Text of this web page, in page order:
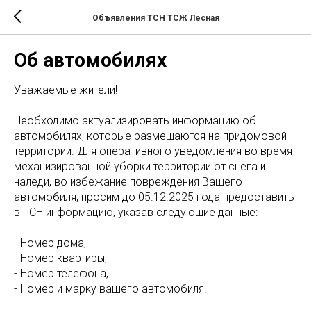
Объявления ТСН ТСЖ Лесная
Об автомобилях
Уважаемые жители!
Необходимо актуализировать информацию об
автомобилях, которые размещаются на придомовой
территории. Для оперативного уведомления во время
механизированной уборки территории от снега и
наледи, во избежание повреждения Вашего
автомобиля, просим до 05.12.2025 года предоставить
в ТСН информацию, указав следующие данные:
- Номер дома,
- Номер квартиры,
- Номер телефона,
- Номер и марку вашего автомобиля.